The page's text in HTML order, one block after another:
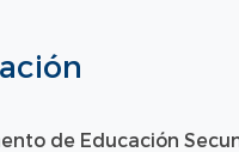
de Educación